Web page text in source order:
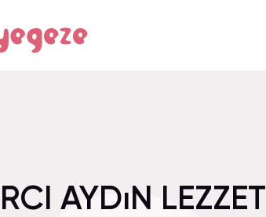
AYDıN LEZZETI